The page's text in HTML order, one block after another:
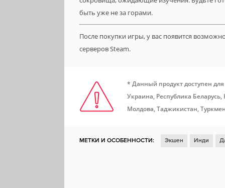
быть уже не за горами.
После покупки игры, у вас появится
серверов Steam.
* Данный продукт доступен
Украина, Республика
Молдова, Таджикистан,
МЕТКИ И ОСОБЕННОСТИ: Экшен Инди